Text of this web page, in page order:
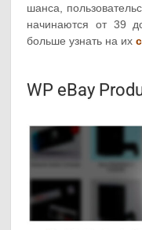
шанса,
начинаются от 39
больше узнать на их
WP eBay